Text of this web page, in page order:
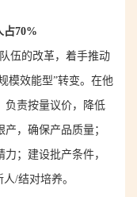
占70%
伍的改革，着手推动
模效能型”转变。在他
负责按量议价，降低
产，确保产品质量；
力 ；建设批产条件，
人/结对培养。